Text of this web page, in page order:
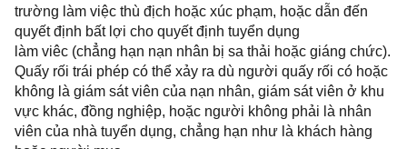
trường làm việc thù địch hoặc xúc phạm, hoặc dẫn đến
quyết định bất lợi cho quyết định tuyển dụng
làm viêc (chẳng hạn nạn nhân bị sa thải hoặc giáng chức).
Quấy rối trái phép có thể xảy ra dù người quấy rối có hoặc
không là giám sát viên của nạn nhân, giám sát viên ở khu
vực khác, đồng nghiệp, hoặc người không phải là nhân
viên của nhà tuyển dụng, chẳng hạn như là khách hàng